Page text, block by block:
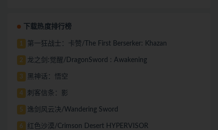
下载热度排行榜
1 第一狂战士：卡赞/The First Berserker: Khazan
2 龙之剑:觉醒/DragonSword : Awakening
3 黑神话：悟空
4 刺客信条：影
5 逸剑风云决/Wandering Sword
6 红色沙漠/Crimson Desert HYPERVISOR